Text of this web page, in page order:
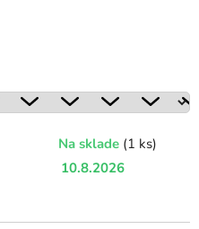
Na sklade (1 ks)
10.8.2026